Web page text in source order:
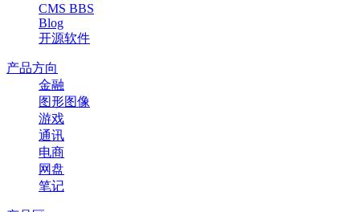
CMS BBS
Blog
开源软件
产品方向
金融
图形图像
游戏
通讯
电商
网盘
笔记